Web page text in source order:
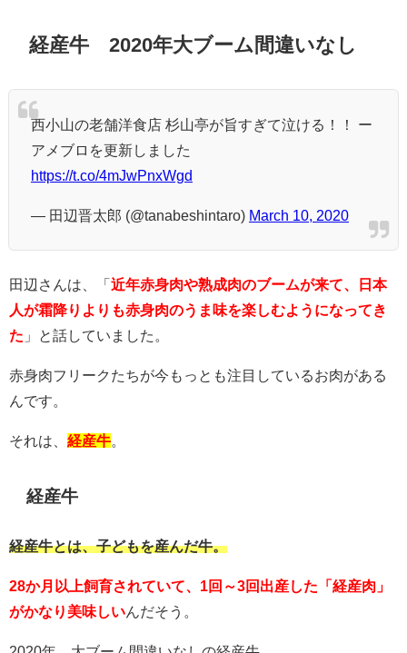
経産牛 2020年大ブーム間違いなし
西小山の老舗洋食店 杉山亭が旨すぎて泣ける！！ ー
アメブロを更新しました
https://t.co/4mJwPnxWgd
— 田辺晋太郎 (@tanabeshintaro) March 10, 2020
田辺さんは、「 近年赤身肉や熟成肉のブームが来て、日本
人が霜降りよりも赤身肉のうま味を楽しむようになってき
た 」と話していました。
赤身肉フリークたちが今もっとも注目しているお肉がある
んです。
それは、 経産牛。
経産牛
経産牛とは、子どもを産んだ牛。
28か月以上飼育されていて、1回～3回出産した「経産肉」
がかなり美味しいんだそう。